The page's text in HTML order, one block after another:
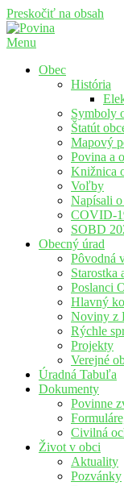
Preskočiť na obsah
Menu
Obec
História
Symboly
Štatút
Mapový
Povina a
Knižnica
Voľby
Napísali o
COVID-
SOBD
Obecný úrad
Pôvodná
Starostka
Poslanci
Hlavný
Noviny z
Rýchle
Projekty
Verejné
Úradná Tabuľa
Dokumenty
Povinne
Civilná
Život v obci
Aktuality
Pozvánky